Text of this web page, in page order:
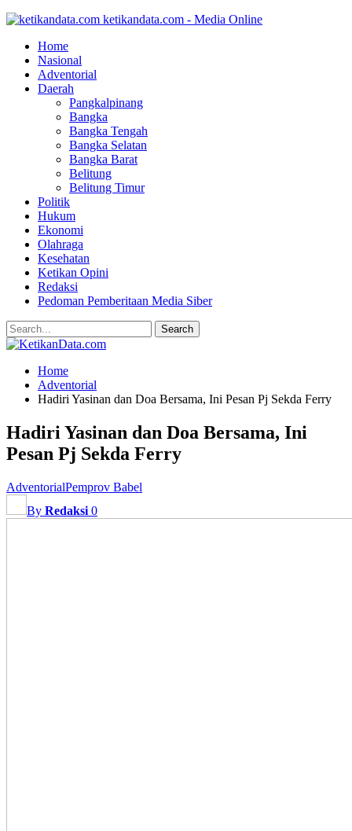
ketikandata.com - Media Online
Home
Nasional
Adventorial
Daerah
Pangkalpinang
Bangka
Bangka Tengah
Bangka Selatan
Bangka Barat
Belitung
Belitung Timur
Politik
Hukum
Ekonomi
Olahraga
Kesehatan
Ketikan Opini
Redaksi
Pedoman Pemberitaan Media Siber
Home
Adventorial
Hadiri Yasinan dan Doa Bersama, Ini Pesan Pj Sekda Ferry
Hadiri Yasinan dan Doa Bersama, Ini
Pesan Pj Sekda Ferry
AdventorialPemprov Babel
By Redaksi 0